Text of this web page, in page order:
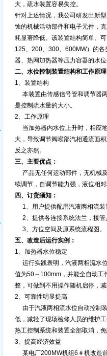
大，疏水装置容易失控。
针对上述情况，我公司研发出新
蚀的机械活动部件和电子元件，
耗显著降低。该装置结构简单、
125、200、300、600MW）的
器、热网加热器等压力容器的水
二、水位控制装置结构和工作原
1、装置结构
本装置由传感信号管和调节器
是控制疏水量的大小。
2、工作原理
当加热器内水位上升时，相应
大，导致调节阀喉部汽相通流面
反之亦然。
三、主要优点：
产品无任何运动部件，无机械
续调节，自调节能力强，液位相
四、订货须知：
1、用户提供配用汽液两相流装
2、提供各连接系统法兰，接管
3、方位空间及原系统流程图。
五、改造后运行实例：
1、加热器水位稳定
运行实践表明，汽液两相流水
值为50～100mm，并能全自动工
整，可做到不用操作随机启停，
2、可靠性明显提高
由于汽液两相流水位自动控制
低，减轻了现场检修人员的维护
热工控制系统和装置全部取消，
3、提高经济效益
某电厂200MW机组6＃机改造